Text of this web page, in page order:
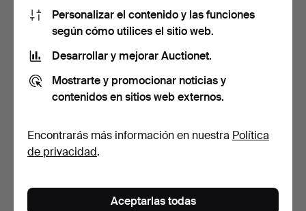
E M JESSUP RETRATO DE
UNA JOVEN.
Subastado 11 may 2026
34 USD
ROBERT CHEE (1937-1971).
Subastado 7 may 2026
54 USD
Personalizar el contenido y las funciones
según cómo utilices el sitio web.
Desarrollar y mejorar Auctionet.
Mostrarte y promocionar noticias y
contenidos en sitios web externos.
Encontrarás más información en nuestra Política
de privacidad.
Aceptarlas todas